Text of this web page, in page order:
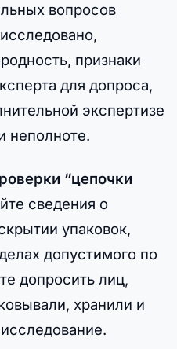
вопросов
признаки
для допроса,
экспертизе
неполноте.
“цепочки
сведения о
упаковок,
допустимого по
допросить лиц,
хранили и